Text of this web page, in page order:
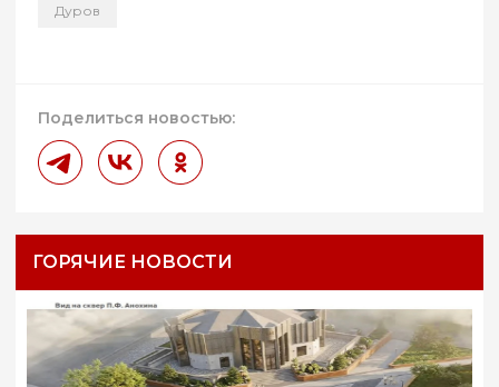
Дуров
Поделиться новостью:
ГОРЯЧИЕ НОВОСТИ